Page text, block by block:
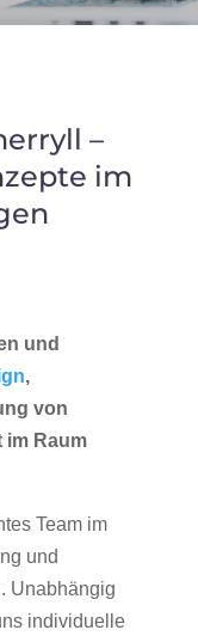
–
im
und
,
von
im Raum
Team im
und
Unabhängig
individuelle